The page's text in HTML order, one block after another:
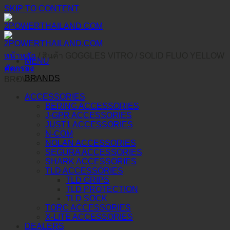
SKIP TO CONTENT
MENU
BRANDS
หน้าหลัก / สินค้า GOGGLES VITRO
คัดกรอง
BROWSE
ACCESSORIES
BERING ACCESSORIES
J-GPR ACCESSORIES
JUST1 ACCESSORIES
N-COM
NOLAN ACCESSORIES
SEGURA ACCESSORIES
SHARK ACCESSORIES
TLD ACCESSORIES
TLD GRIPS
TLD PROTECTION
TLD SOCK
TORC ACCESSORIES
X-LITE ACCESSORIES
DEALERS